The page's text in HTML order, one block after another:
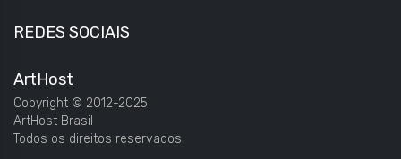
REDES SOCIAIS
ArtHost
Copyright © 2012-2025
ArtHost Brasil
Todos os direitos reservados